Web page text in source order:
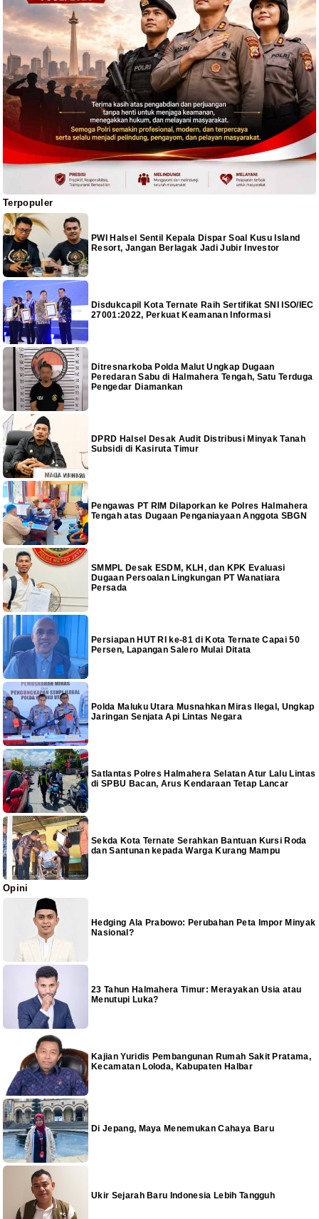
Terpopuler
PWI Halsel Sentil Kepala Dispar Soal Kusu Island
Resort, Jangan Berlagak Jadi Jubir Investor
Disdukcapil Kota Ternate Raih Sertifikat SNI ISO/IEC
27001:2022, Perkuat Keamanan Informasi
Ditresnarkoba Polda Malut Ungkap Dugaan
Peredaran Sabu di Halmahera Tengah, Satu Terduga
Pengedar Diamankan
DPRD Halsel Desak Audit Distribusi Minyak Tanah
Subsidi di Kasiruta Timur
Pengawas PT RIM Dilaporkan ke Polres Halmahera
Tengah atas Dugaan Penganiayaan Anggota SBGN
SMMPL Desak ESDM, KLH, dan KPK Evaluasi
Dugaan Persoalan Lingkungan PT Wanatiara
Persada
Persiapan HUT RI ke-81 di Kota Ternate Capai 50
Persen, Lapangan Salero Mulai Ditata
Polda Maluku Utara Musnahkan Miras Ilegal, Ungkap
Jaringan Senjata Api Lintas Negara
Satlantas Polres Halmahera Selatan Atur Lalu Lintas
di SPBU Bacan, Arus Kendaraan Tetap Lancar
Sekda Kota Ternate Serahkan Bantuan Kursi Roda
dan Santunan kepada Warga Kurang Mampu
Opini
Hedging Ala Prabowo: Perubahan Peta Impor Minyak
Nasional?
23 Tahun Halmahera Timur: Merayakan Usia atau
Menutupi Luka?
Kajian Yuridis Pembangunan Rumah Sakit Pratama,
Kecamatan Loloda, Kabupaten Halbar
Di Jepang, Maya Menemukan Cahaya Baru
Ukir Sejarah Baru Indonesia Lebih Tangguh